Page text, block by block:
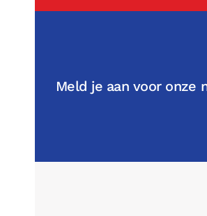
Meld je aan voor onze